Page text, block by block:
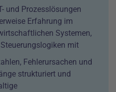
und Prozesslösungen
Erfahrung im
Systemen,
mit
Fehlerursachen und
strukturiert und